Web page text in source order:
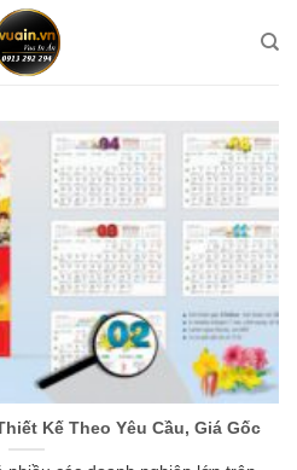
Kế Theo Yêu Cầu, Giá Gốc